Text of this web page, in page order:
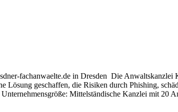
fachanwaelte.de in Dresden Die
Lösung geschaffen, die Risiken durch Phishing,
Mittelständische Kanzlei mit 20